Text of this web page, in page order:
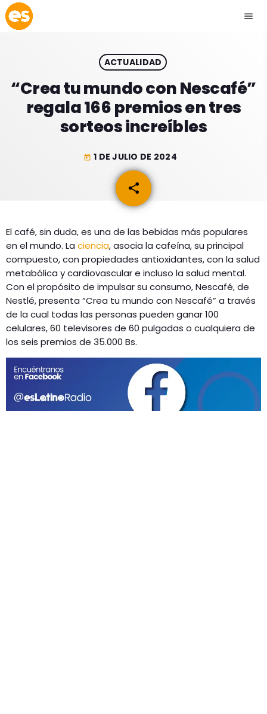
menu
play_arrow EMISIÓN LA PAZ
play_arrow EMISIÓN COCHABAMBA
ACTUALIDAD
ESPECTÁCULOS
GEEKERS
MÚSICA
ENTRETENIMIENTO
PROGRAMACIÓN
INICIO
RADIO SPLENDID
CONTACTO
ACTUALIDAD
“Crea tu mundo con Nescafé”
regala 166 premios en tres
sorteos increíbles
today 1 DE JULIO DE 2024
share
email
El café, sin duda, es una de las bebidas más populares
en el mundo. La ciencia, asocia la cafeína, su principal
compuesto, con propiedades antioxidantes, con la salud
metabólica y cardiovascular e incluso la salud mental.
Con el propósito de impulsar su consumo, Nescafé, de
Nestlé, presenta “Crea tu mundo con Nescafé” a través
de la cual todas las personas pueden ganar 100
celulares, 60 televisores de 60 pulgadas o cualquiera de
los seis premios de 35.000 Bs.